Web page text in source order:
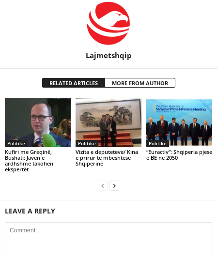
Lajmetshqip
RELATED ARTICLES MORE FROM AUTHOR
Politike
Kufiri me Greqinë,
Bushati: Javën e
ardhshme takohen
ekspertët
Politike
Vizita e deputetëve/ Kina
e prirur të mbështesë
Shqipërinë
Politike
“Euractiv”: Shqiperia pjese
e BE ne 2050
LEAVE A REPLY